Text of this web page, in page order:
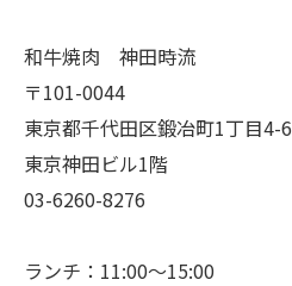
和牛焼肉 神田時流
〒101-0044
東京都千代田区鍛冶町1丁目4-6
東京神田ビル1階
03-6260-8276
ランチ：11:00～15:00